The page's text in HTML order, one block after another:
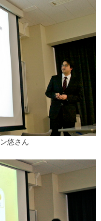
悠さん